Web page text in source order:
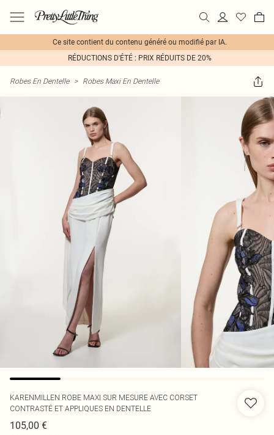
Ce site contient du contenu généré ou modifié par IA.
RÉDUCTIONS D'ÉTÉ : PRIX RÉDUITS DE 20%
Robes En Dentelle > Robes Maxi En Dentelle
KARENMILLEN ROBE MAXI SUR MESURE AVEC CORSET
CONTRASTÉ ET APPLIQUES EN DENTELLE
105,00 €